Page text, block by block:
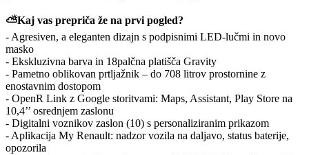
⛅Kaj vas prepriča že na prvi pogled?
- Agresiven, a eleganten dizajn s podpisnimi LED-lučmi in novo
masko
- Ekskluzivna barva in 18palčna platišča Gravity
- Pametno oblikovan prtljažnik – do 708 litrov prostornine z
enostavnim dostopom
- OpenR Link z Google storitvami: Maps, Assistant, Play Store na
10,4’’ osrednjem zaslonu
- Digitalni voznikov zaslon (10) s personaliziranim prikazom
- Aplikacija My Renault: nadzor vozila na daljavo, status baterije,
opozorila